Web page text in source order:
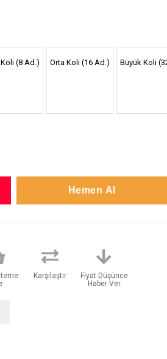
(8 Ad.) Orta Koli (16 Ad.) Büyük Koli
Karşılaştır
Fiyat Düşünce
Haber Ver